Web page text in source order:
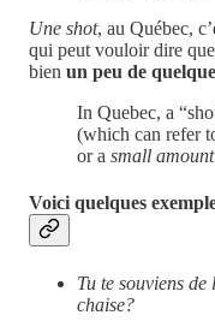
Une shot, au Québec,
qui peut vouloir dire
bien un peu de
In Quebec, a
(which can refer
or a small
Voici quelques
Tu te souviens de
chaise?